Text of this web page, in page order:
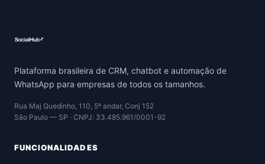
Plataforma brasileira de CRM, chatbot e automação de
WhatsApp para empresas de todos os tamanhos.
Rua Maj Quedinho, 110, 5º andar, Conj 152
São Paulo — SP · CNPJ: 33.485.961/0001-92
FUNCIONALIDADES